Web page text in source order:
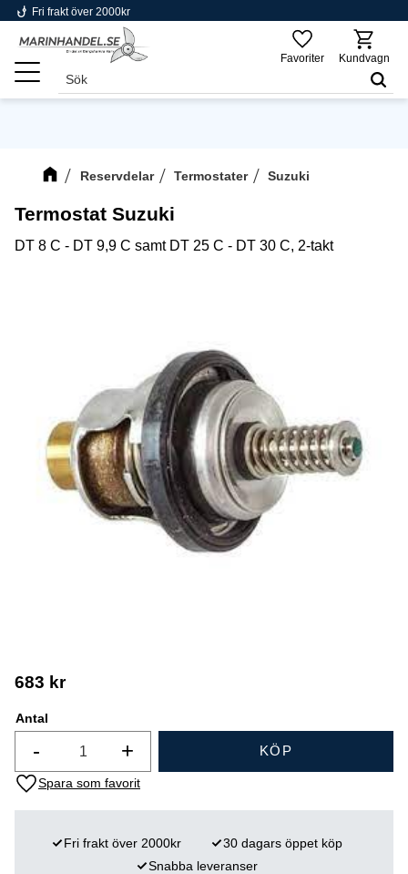
Meny
phishing Fri frakt över 2000kr
Favoriter Kundvagn
Reservdelar Termostater Suzuki
Termostat Suzuki
DT 8 C - DT 9,9 C samt DT 25 C - DT 30 C, 2-takt
683 kr
Antal
+
- KÖP
Lägg till i favoriter
Fri frakt över 2000kr
30 dagars öppet köp
Snabba leveranser